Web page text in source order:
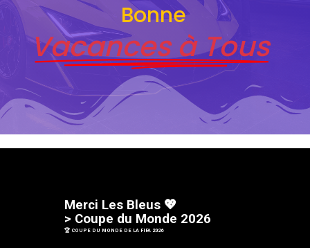
Bonne
Vacances à Tous
Merci Les B eus 💖
> Coupe du Monde 2026
🏆 COUPE DU MONDE DE LA FIFA 2026